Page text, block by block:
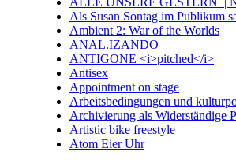
Als Susan Sontag im Publikum
Ambient 2: War of the Worlds
ANAL.IZANDO
ANTIGONE <i>pitched</i>
Antisex
Appointment on stage
Arbeitsbedingungen und
Archivierung als Widerständige
Artistic bike freestyle
Atom Eier Uhr